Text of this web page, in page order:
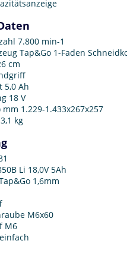
7.800 min-1
Tap&Go 1-Faden
cm
5,0 Ah
18 V
mm 1.229-1.433x267x257
kg
Li 18,0V 5Ah
1,6mm
M6x60
M6